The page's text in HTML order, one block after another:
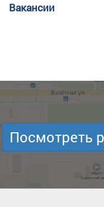
Вакансии
Посмотреть